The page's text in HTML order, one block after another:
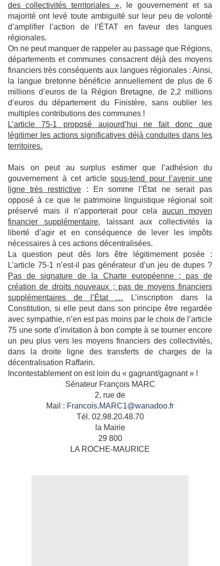
des collectivités territoriales », le gouvernement et sa
majorité ont levé toute ambiguïté sur leur peu de volonté
d’amplifier l’action de l’ÉTAT en faveur des langues
régionales.
On ne peut manquer de rappeler au passage que Régions,
départements et communes consacrent déjà des moyens
financiers très conséquents aux langues régionales : Ainsi,
la langue bretonne bénéficie annuellement de plus de 6
millions d’euros de la Région Bretagne, de 2,2 millions
d’euros du département du Finistère, sans oublier les
multiples contributions des communes !
L’article 75-1 proposé aujourd’hui ne fait donc que
légitimer les actions significatives déjà conduites dans les
territoires.
Mais on peut au surplus estimer que l’adhésion du
gouvernement à cet articlesous-tend pour l’avenir une
ligne très restrictive : En somme l’État ne serait pas
opposé à ce que le patrimoine linguistique régional soit
préservé mais il n’apporterait pour celaaucun moyen
financier supplémentaire, laissant aux collectivités la
liberté d’agir et en conséquence de lever les impôts
nécessaires à ces actions décentralisées.
La question peut dès lors être légitimement posée :
L’article 75-1 n’est-il pas générateur d’un jeu de dupes ?
Pas de signature de la Charte européenne ; pas de
création de droits nouveaux ; pas de moyens financiers
supplémentaires de l’État …
L’inscription dans la
Constitution, si elle peut dans son principe être regardée
avec sympathie, n’en est pas moins par le choix de l’article
75 une sorte d’invitation à bon compte à se tourner encore
un peu plus vers les moyens financiers des collectivités,
dans la droite ligne des transferts de charges de la
décentralisation Raffarin.
Incontestablement on est loin du « gagnant/gagnant » !
Sénateur François MARC
2, rue de
Mail : Francois.MARC1@wanadoo.fr
Tél. 02.98.20.48.70
la Mairie
29 800
LA ROCHE-MAURICE